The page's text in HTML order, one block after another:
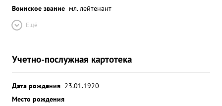
Воинское звание мл. лейтенант
Ещё
Учетно-послужная картотека
Дата рождения 23.01.1920
Место рождения